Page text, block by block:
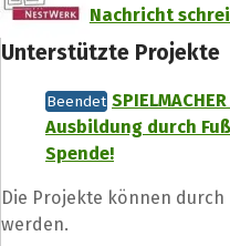
Nachricht
Unterstützte Projekte
Beendet
Ausbildung durch
Spende!
Die Projekte können durch
werden.
Teile
Hilf mit